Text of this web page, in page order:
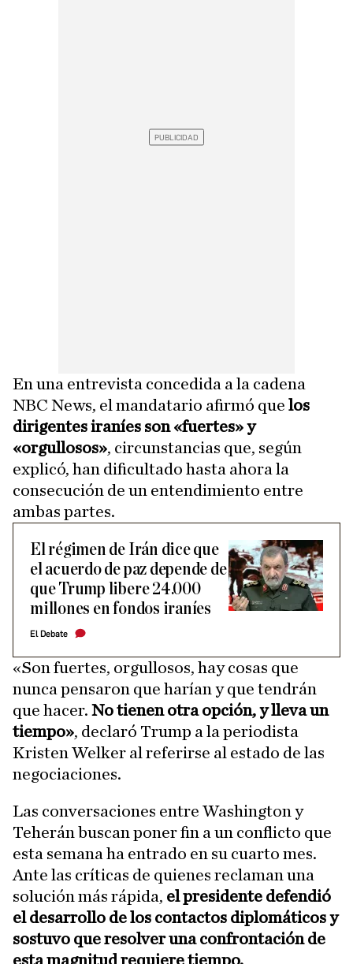
En una entrevista concedida a la cadena
NBC News, el mandatario afirmó que los
dirigentes iraníes son «fuertes» y
«orgullosos», circunstancias que, según
explicó, han dificultado hasta ahora la
consecución de un entendimiento entre
ambas partes.
El régimen de Irán dice que
el acuerdo de paz depende de
que Trump libere 24.000
millones en fondos iraníes
El Debate
«Son fuertes, orgullosos, hay cosas que
nunca pensaron que harían y que tendrán
que hacer. No tienen otra opción, y lleva un
tiempo», declaró Trump a la periodista
Kristen Welker al referirse al estado de las
negociaciones.
Las conversaciones entre Washington y
Teherán buscan poner fin a un conflicto que
esta semana ha entrado en su cuarto mes.
Ante las críticas de quienes reclaman una
solución más rápida, el presidente defendió
el desarrollo de los contactos diplomáticos y
sostuvo que resolver una confrontación de
esta magnitud requiere tiempo.